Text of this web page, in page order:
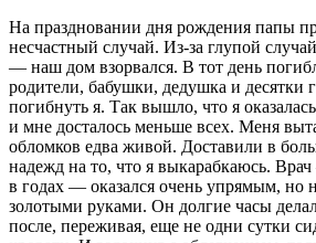
На праздновании дня рождения папы
несчастный случай. Из-за глупой
— наш дом взорвался. В тот день
родители, бабушки, дедушка и десятки
погибнуть я. Так вышло, что я
и мне досталось меньше всех. Меня
обломков едва живой. Доставили в
надежд на то, что я выкарабкаюсь.
в годах — оказался очень упрямым, но
золотыми руками. Он долгие часы
после, переживая, еще не одни сутки